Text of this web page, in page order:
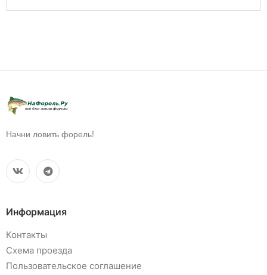
Начни ловить форель!
Информация
Контакты
Схема проезда
Пользовательское соглашение